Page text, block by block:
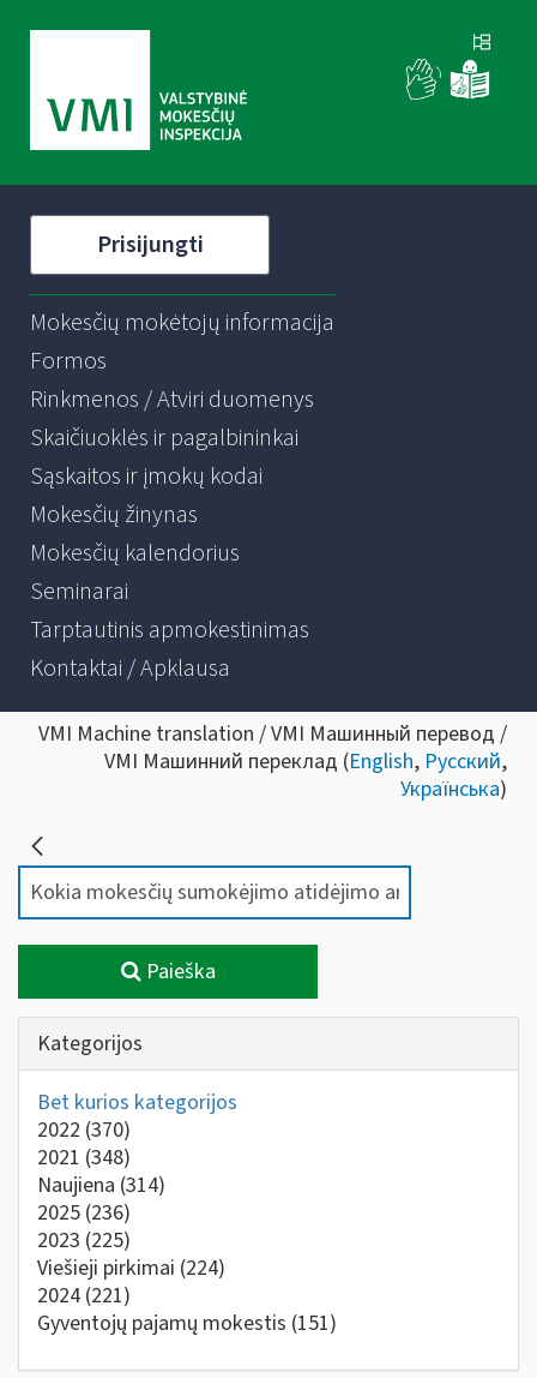
Prisijungti
Mokesčių mokėtojų informacija
Formos
Rinkmenos / Atviri duomenys
Skaičiuoklės ir pagalbininkai
Sąskaitos ir įmokų kodai
Mokesčių žinynas
Mokesčių kalendorius
Seminarai
Tarptautinis apmokestinimas
Kontaktai / Apklausa
VMI Machine translation / VMI Машинный перевод /
VMI Машинний переклад (English, Русский,
Українська)
Paieška
Kategorijos
Bet kurios kategorijos
2022 (370)
2021 (348)
Naujiena (314)
2025 (236)
2023 (225)
Viešieji pirkimai (224)
2024 (221)
Gyventojų pajamų mokestis (151)